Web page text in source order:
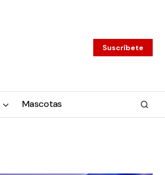
Suscríbete
Mascotas